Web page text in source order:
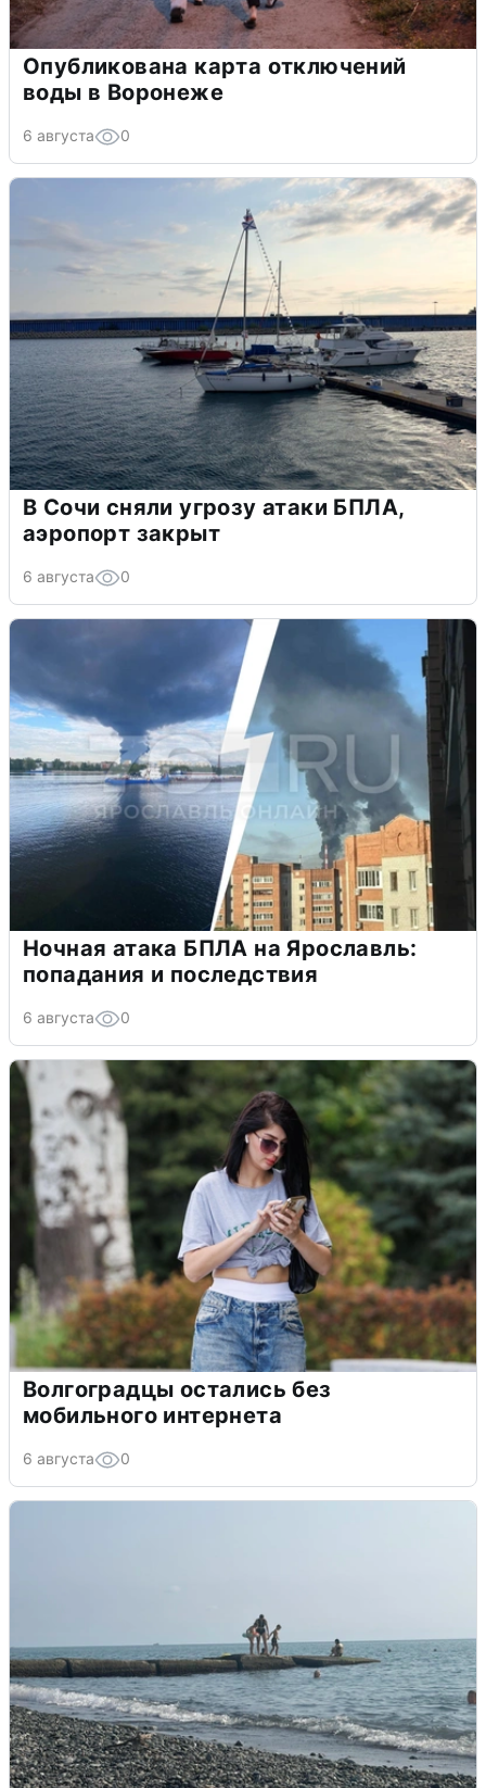
Опубликована карта отключений
воды в Воронеже
6 августа 0
В Сочи сняли угрозу атаки БПЛА,
аэропорт закрыт
6 августа 0
Ночная атака БПЛА на Ярославль:
попадания и последствия
6 августа 0
Волгоградцы остались без
мобильного интернета
6 августа 0